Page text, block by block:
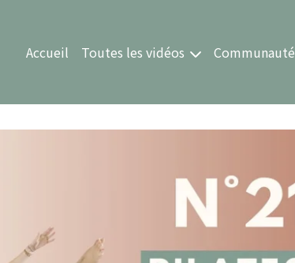
Accueil Toutes les vidéos Communauté